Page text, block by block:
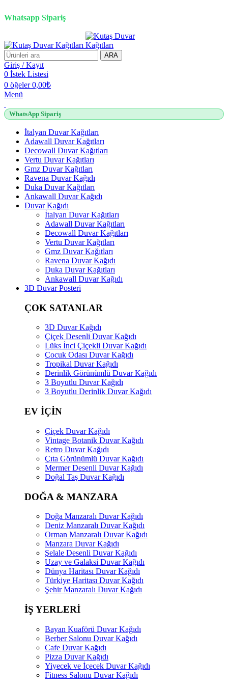
Whatsapp Sipariş
ARA
Giriş / Kayıt
0 İstek Listesi
0 öğeler 0,00₺
Menü
WhatsApp Sipariş
İtalyan Duvar Kağıtları
Adawall Duvar Kağıtları
Decowall Duvar Kağıtları
Vertu Duvar Kağıtları
Gmz Duvar Kağıtları
Ravena Duvar Kağıdı
Duka Duvar Kağıtları
Ankawall Duvar Kağıdı
Duvar Kağıdı
İtalyan Duvar Kağıtları
Adawall Duvar Kağıtları
Decowall Duvar Kağıtları
Vertu Duvar Kağıtları
Gmz Duvar Kağıtları
Ravena Duvar Kağıdı
Duka Duvar Kağıtları
Ankawall Duvar Kağıdı
3D Duvar Posteri
ÇOK SATANLAR
3D Duvar Kağıdı
Çiçek Desenli Duvar Kağıdı
Lüks İnci Çiçekli Duvar Kağıdı
Çocuk Odası Duvar Kağıdı
Tropikal Duvar Kağıdı
Derinlik Görünümlü Duvar Kağıdı
3 Boyutlu Duvar Kağıdı
3 Boyutlu Derinlik Duvar Kağıdı
EV İÇİN
Çiçek Duvar Kağıdı
Vintage Botanik Duvar Kağıdı
Retro Duvar Kağıdı
Çıta Görünümlü Duvar Kağıdı
Mermer Desenli Duvar Kağıdı
Doğal Taş Duvar Kağıdı
DOĞA & MANZARA
Doğa Manzaralı Duvar Kağıdı
Deniz Manzaralı Duvar Kağıdı
Orman Manzaralı Duvar Kağıdı
Manzara Duvar Kağıdı
Şelale Desenli Duvar Kağıdı
Uzay ve Galaksi Duvar Kağıdı
Dünya Haritası Duvar Kağıdı
Türkiye Haritası Duvar Kağıdı
Şehir Manzaralı Duvar Kağıdı
İŞ YERLERİ
Bayan Kuaförü Duvar Kağıdı
Berber Salonu Duvar Kağıdı
Cafe Duvar Kağıdı
Pizza Duvar Kağıdı
Yiyecek ve İçecek Duvar Kağıdı
Fitness Salonu Duvar Kağıdı